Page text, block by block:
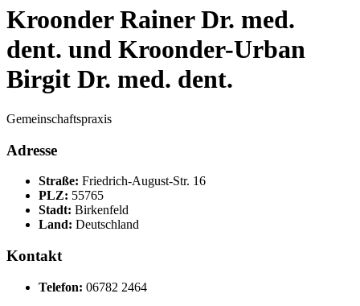
Kroonder Rainer Dr. med.
dent. und Kroonder-Urban
Birgit Dr. med. dent.
Gemeinschaftspraxis
Adresse
Straße: Friedrich-August-Str. 16
PLZ: 55765
Stadt: Birkenfeld
Land: Deutschland
Kontakt
Telefon: 06782 2464